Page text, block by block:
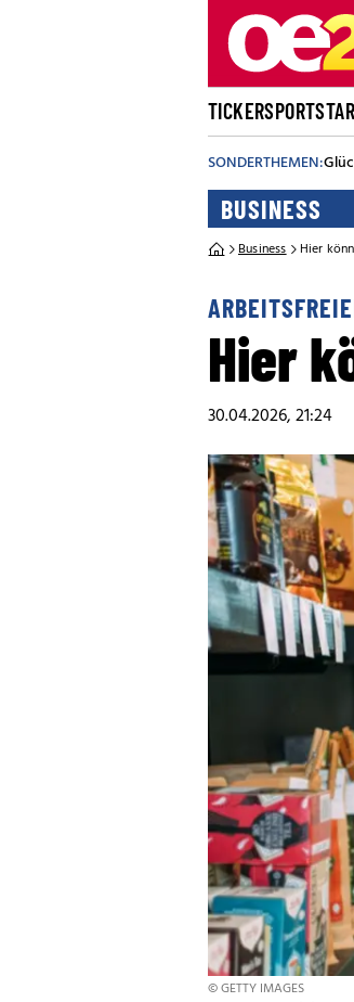
TICKERSPORT
SONDERTHEMEN:
BUSINESS
Business Hier
Hier
30.04.2026, 21:24
© GETTY IMAGES